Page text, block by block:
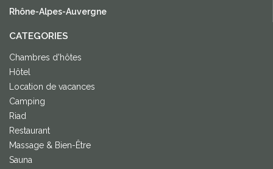
Rhône-Alpes-Auvergne
CATEGORIES
Chambres d'hôtes
Hôtel
Location de vacances
Camping
Riad
Restaurant
Massage & Bien-Être
Sauna